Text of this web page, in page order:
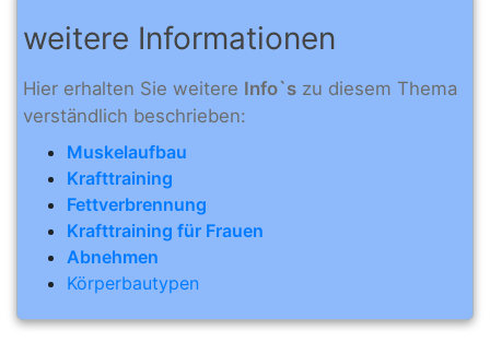
weitere Informationen
Hier erhalten Sie weitere Info`s zu diesem Thema
verständlich beschrieben:
Muskelaufbau
Krafttraining
Fettverbrennung
Krafttraining für Frauen
Abnehmen
Körperbautypen